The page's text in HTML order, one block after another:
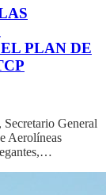
PLAN DE
General
Aerolíneas